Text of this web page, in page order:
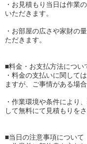
・お見積もり当日は作業
いただきます。
・お部屋の広さや家財の
ただきます。
■料金・お支払方法につい
・料金の支払いに関して
ますが、ご事情がある場
・作業環境や条件により
して無料にて見積もりを
■当日の注意事項について